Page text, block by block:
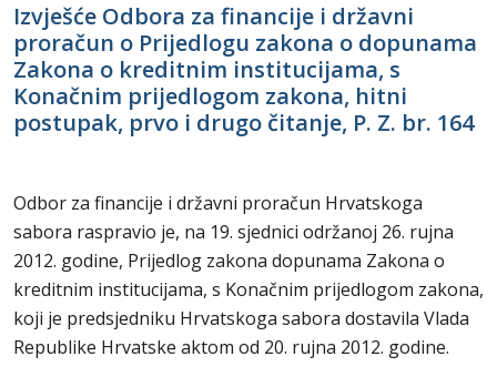
Izvješće Odbora za financije i državni
proračun o Prijedlogu zakona o dopunama
Zakona o kreditnim institucijama, s
Konačnim prijedlogom zakona, hitni
postupak, prvo i drugo čitanje, P. Z. br. 164
Odbor za financije i državni proračun Hrvatskoga
sabora raspravio je, na 19. sjednici održanoj 26. rujna
2012. godine, Prijedlog zakona dopunama Zakona o
kreditnim institucijama, s Konačnim prijedlogom zakona,
koji je predsjedniku Hrvatskoga sabora dostavila Vlada
Republike Hrvatske aktom od 20. rujna 2012. godine.